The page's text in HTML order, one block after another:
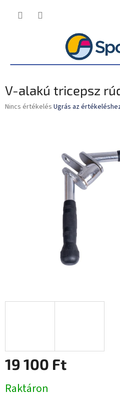
V-alakú tricepsz
A
Nincs értékelés Ugrás az
19 100 Ft
Raktáron